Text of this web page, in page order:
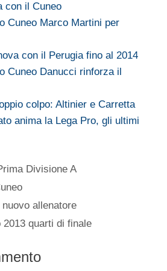
con il Cuneo
Cuneo Marco Martini per
con il Perugia fino al 2014
Cuneo Danucci rinforza il
colpo: Altinier e Carretta
anima la Lega Pro, gli ultimi
Divisione A
allenatore
2013 quarti di finale